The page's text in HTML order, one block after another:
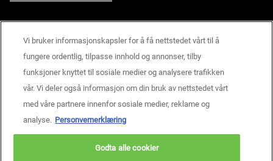
Produsentinformasjon
KIEHL'S
14, rue Royale - 75008 Paris France
consumercare@dk.oaccare.com
BETALINGSINNSTILLINGER
kr - NO (NO)
Vi bruker informasjonskapsler for å få nettstedet vårt til å
fungere ordentlig, tilpasse innhold og annonser, tilby
funksjoner knyttet til sosiale medier og analysere trafikken
vår. Vi deler også informasjon om din bruk av nettstedet vårt
med våre partnere innenfor sosiale medier, reklame og
analyse. Personvernerklæring
Godta alle cookier